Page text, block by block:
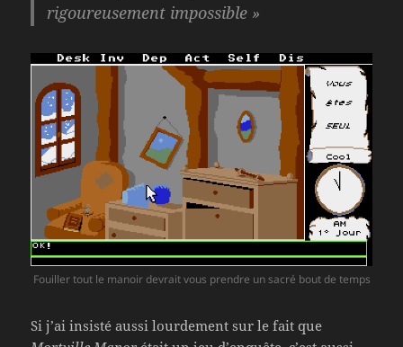
rigoureusement impossible »
Fouiller tout le manoir devrait vous prendre un sacré bout de temps
Si j’ai insisté aussi lourdement sur le fait que